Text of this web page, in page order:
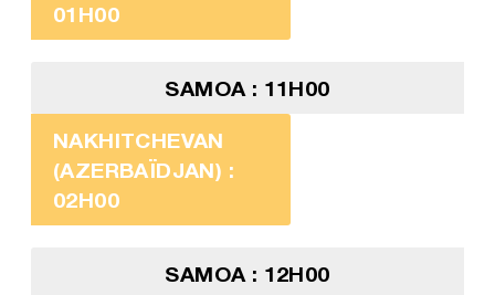
01H00
SAMOA : 11H00
NAKHITCHEVAN
(AZERBAÏDJAN) :
02H00
SAMOA : 12H00